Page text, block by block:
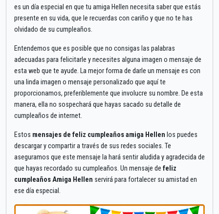
es un día especial en que tu amiga Hellen necesita saber que estás
presente en su vida, que le recuerdas con cariño y que no te has
olvidado de su cumpleaños.
Entendemos que es posible que no consigas las palabras
adecuadas para felicitarle y necesites alguna imagen o mensaje de
esta web que te ayude. La mejor forma de darle un mensaje es con
una linda imagen o mensaje personalizado que aquí te
proporcionamos, preferiblemente que involucre su nombre. De esta
manera, ella no sospechará que hayas sacado su detalle de
cumpleaños de internet.
Estos mensajes de feliz cumpleaños amiga Hellen los puedes
descargar y compartir a través de sus redes sociales. Te
aseguramos que este mensaje la hará sentir aludida y agradecida de
que hayas recordado su cumpleaños. Un mensaje de feliz
cumpleaños Amiga Hellen servirá para fortalecer su amistad en
ese día especial.